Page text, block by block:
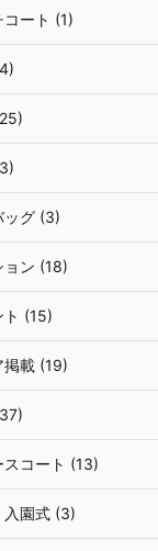
コート (1)
ッグ (3)
ョン (18)
ト (15)
掲載 (19)
スコート (13)
入園式 (3)